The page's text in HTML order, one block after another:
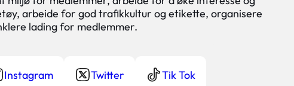
arbeide for god trafikkultur og etikette, organisere
lading for medlemmer.
Instagram Twitter Tik Tok